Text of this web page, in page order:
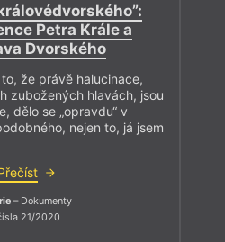
Petra Krále a
Dvorského
že právě halucinace,
zubožených hlavách, jsou
dělo se „opravdu“ v
nejen to, já jsem
– Dokumenty
21/2020